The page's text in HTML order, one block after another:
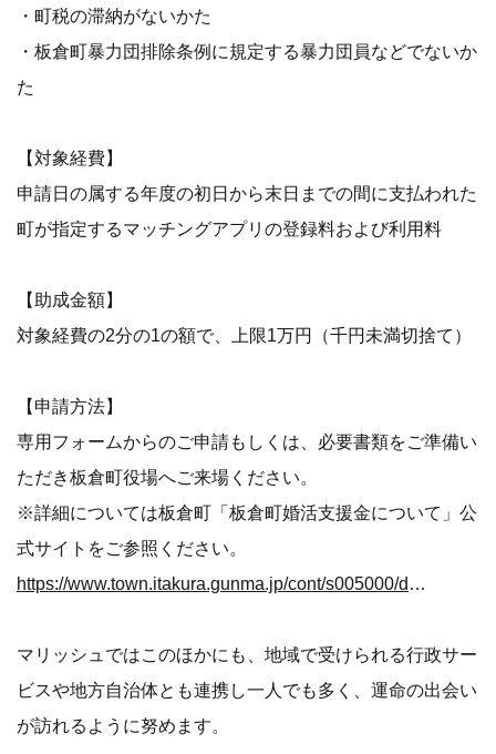
・町税の滞納がないかた
・板倉町暴力団排除条例に規定する暴力団員などでないか
た
【対象経費】
申請日の属する年度の初日から末日までの間に支払われた
町が指定するマッチングアプリの登録料および利用料
【助成金額】
対象経費の2分の1の額で、上限1万円（千円未満切捨て）
【申請方法】
専用フォームからのご申請もしくは、必要書類をご準備い
ただき板倉町役場へご来場ください。
※詳細については板倉町「板倉町婚活支援金について」公
式サイトをご参照ください。
https://www.town.itakura.gunma.jp/cont/s005000/d005010/202603061016.html
マリッシュではこのほかにも、地域で受けられる行政サー
ビスや地方自治体とも連携し一人でも多く、運命の出会い
が訪れるように努めます。